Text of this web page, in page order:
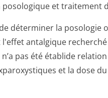
et traitement
déterminer la posologie
antalgique
pas été établide
et la dose